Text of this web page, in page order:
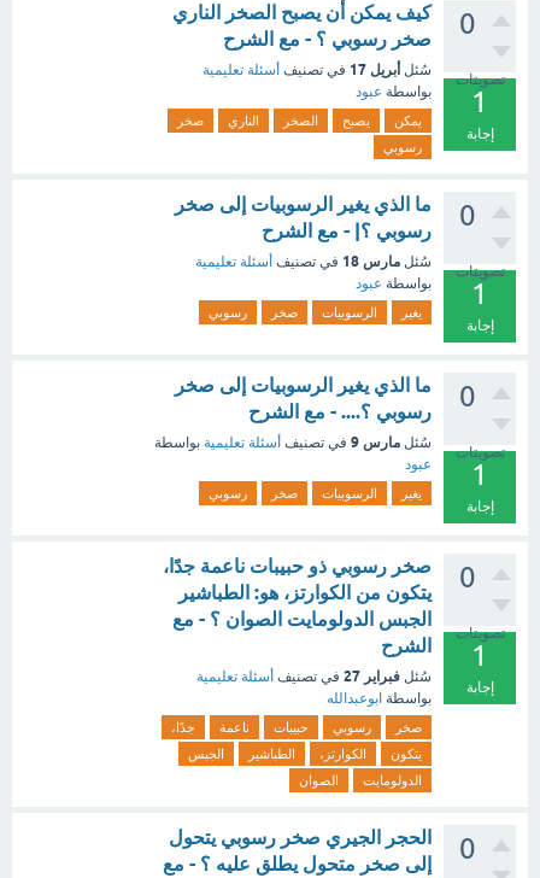
0
تصويتات
1
إجابة
كيف يمكن أن يصبح الصخر الناري
صخر رسوبي ؟ - مع الشرح
سُئل أبريل 17 في تصنيف أسئلة تعليمية
بواسطة عبود
يمكن يصبح الصخر الناري
صخر
رسوبي
0
تصويتات
1
إجابة
ما الذي يغير الرسوبيات إلى صخر
رسوبي ؟| - مع الشرح
سُئل مارس 18 في تصنيف أسئلة تعليمية
بواسطة عبود
يغير الرسوبيات صخر رسوبي
0
تصويتات
1
إجابة
ما الذي يغير الرسوبيات إلى صخر
رسوبي ؟.... - مع الشرح
سُئل مارس 9 في تصنيف أسئلة تعليمية بواسطة
عبود
يغير الرسوبيات صخر رسوبي
0
تصويتات
1
إجابة
صخر رسوبي ذو حبيبات ناعمة جدًا،
يتكون من الكوارتز، هو: الطباشير
الجبس الدولومايت الصوان ؟ - مع
الشرح
سُئل فبراير 27 في تصنيف أسئلة تعليمية
بواسطة ابوعبدالله
صخر رسوبي حبيبات ناعمة
جدًا،
يتكون
الكوارتز، الطباشير
الجبس
الدولومايت
الصوان
0
الحجر الجيري صخر رسوبي يتحول
إلى صخر متحول يطلق عليه ؟ - مع